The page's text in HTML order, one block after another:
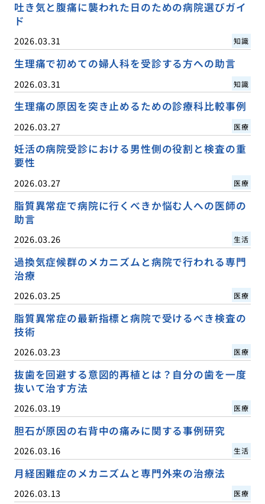
吐き気と腹痛に襲われた日のための病院選びガイ
ド
2026.03.31 知識
生理痛で初めての婦人科を受診する方への助言
2026.03.31 知識
生理痛の原因を突き止めるための診療科比較事例
2026.03.27 医療
妊活の病院受診における男性側の役割と検査の重
要性
2026.03.27 医療
脂質異常症で病院に行くべきか悩む人への医師の
助言
2026.03.26 生活
過換気症候群のメカニズムと病院で行われる専門
治療
2026.03.25 医療
脂質異常症の最新指標と病院で受けるべき検査の
技術
2026.03.23 医療
抜歯を回避する意図的再植とは？自分の歯を一度
抜いて治す方法
2026.03.19 医療
胆石が原因の右背中の痛みに関する事例研究
2026.03.16 生活
月経困難症のメカニズムと専門外来の治療法
2026.03.13 医療